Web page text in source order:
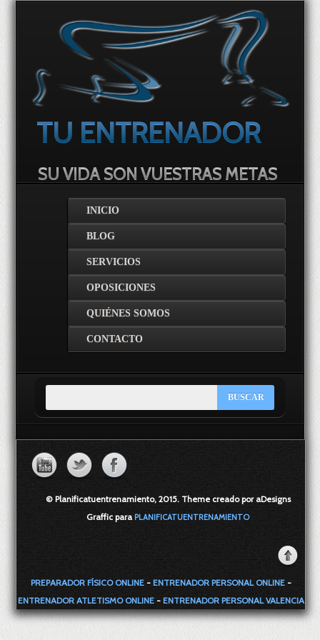
TU ENTRENADOR
SU VIDA SON VUESTRAS METAS
INICIO
BLOG
SERVICIOS
OPOSICIONES
QUIÉNES SOMOS
CONTACTO
© Planificatuentrenamiento, 2015. Theme creado por aDesigns
Graffic paraPLANIFICATUENTRENAMIENTO
PREPARADOR FÍSICO ONLINE- ENTRENADOR PERSONAL ONLINE-
ENTRENADOR ATLETISMO ONLINE- ENTRENADOR PERSONAL VALENCIA